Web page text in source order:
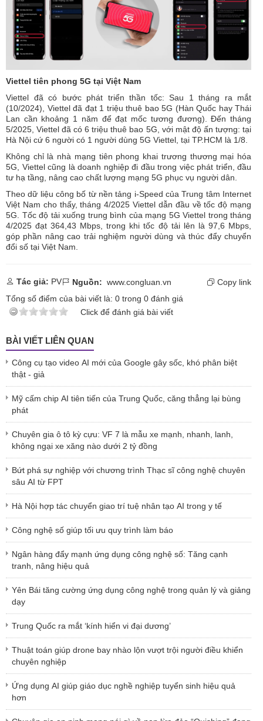
Viettel tiên phong 5G tại Việt Nam
Viettel đã có bước phát triển thần tốc: Sau 1 tháng ra mắt
(10/2024), Viettel đã đạt 1 triệu thuê bao 5G (Hàn Quốc hay Thái
Lan cần khoảng 1 năm để đạt mốc tương đương). Đến tháng
5/2025, Viettel đã có 6 triệu thuê bao 5G, với mật độ ấn tượng: tại
Hà Nội cứ 6 người có 1 người dùng 5G Viettel, tại TP.HCM là 1/8.
Không chỉ là nhà mạng tiên phong khai trương thương mại hóa
5G, Viettel cũng là doanh nghiệp đi đầu trong việc phát triển, đầu
tư hạ tầng, nâng cao chất lượng mạng 5G phục vụ người dân.
Theo dữ liệu công bố từ nền tảng i-Speed của Trung tâm Internet
Việt Nam cho thấy, tháng 4/2025 Viettel dẫn đầu về tốc độ mạng
5G. Tốc độ tải xuống trung bình của mạng 5G Viettel trong tháng
4/2025 đạt 364,43 Mbps, trong khi tốc độ tải lên là 97,6 Mbps,
góp phần nâng cao trải nghiệm người dùng và thúc đẩy chuyển
đổi số tại Việt Nam.
Tác giả: PV Nguồn: www.congluan.vn
Copy link
Tổng số điểm của bài viết là: 0 trong 0 đánh giá
Click để đánh giá bài viết
BÀI VIẾT LIÊN QUAN
Công cụ tạo video AI mới của Google gây sốc, khó phân biệt
thật - giả
Mỹ cấm chip AI tiên tiến của Trung Quốc, căng thẳng lại bùng
phát
Chuyên gia ô tô kỳ cựu: VF 7 là mẫu xe mạnh, nhanh, lanh,
không ngại xe xăng nào dưới 2 tỷ đồng
Bứt phá sự nghiệp với chương trình Thạc sĩ công nghệ chuyên
sâu AI từ FPT
Hà Nội hợp tác chuyển giao trí tuệ nhân tạo AI trong y tế
Công nghệ số giúp tối ưu quy trình làm báo
Ngân hàng đẩy mạnh ứng dụng công nghệ số: Tăng cạnh
tranh, nâng hiệu quả
Yên Bái tăng cường ứng dụng công nghệ trong quản lý và giảng
dạy
Trung Quốc ra mắt ‘kính hiển vi đại dương’
Thuật toán giúp drone bay nhào lộn vượt trội người điều khiển
chuyên nghiệp
Ứng dụng AI giúp giáo dục nghề nghiệp tuyển sinh hiệu quả
hơn